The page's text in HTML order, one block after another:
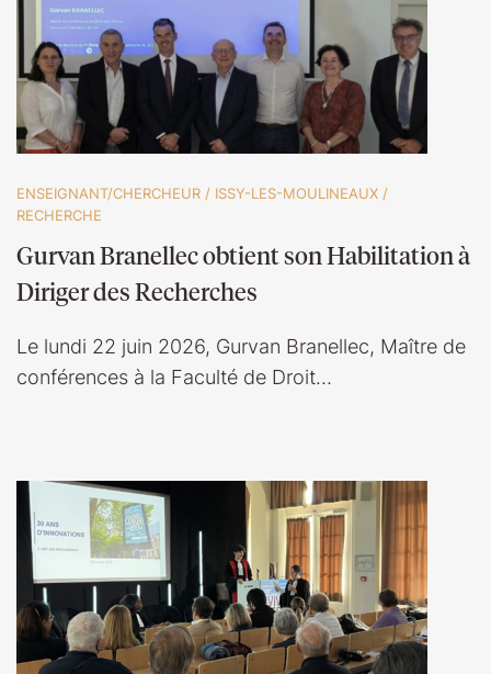
ENSEIGNANT/CHERCHEUR / ISSY-LES-MOULINEAUX /
RECHERCHE
Gurvan Branellec obtient son Habilitation à
Diriger des Recherches
Le lundi 22 juin 2026, Gurvan Branellec, Maître de
conférences à la Faculté de Droit…